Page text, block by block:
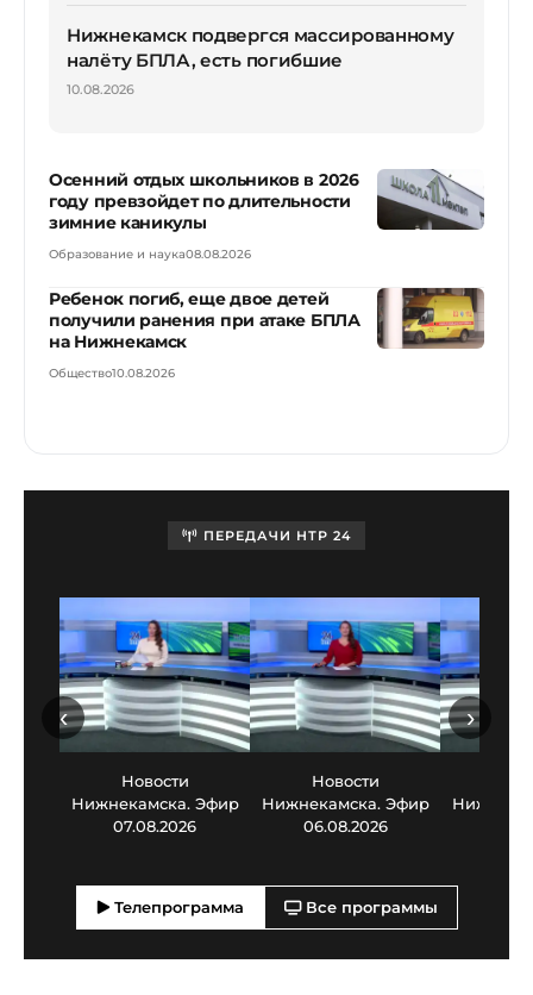
Нижнекамск подвергся массированному
налёту БПЛА, есть погибшие
10.08.2026
Осенний отдых школьников в 2026
году превзойдет по длительности
зимние каникулы
Образование и наука08.08.2026
Ребенок погиб, еще двое детей
получили ранения при атаке БПЛА
на Нижнекамск
Общество10.08.2026
ПЕРЕДАЧИ НТР 24
Новости
Нижнекамска. Эфир
07.08.2026
Новости
Нижнекамска. Эфир
06.08.2026
‹ ›
Телепрограмма Все программы